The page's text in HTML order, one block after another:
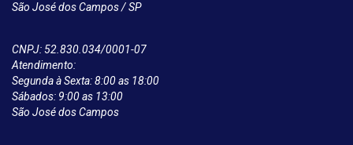
São José dos Campos / SP
CNPJ: 52.830.034/0001-07
Atendimento:
Segunda à Sexta: 8:00 as 18:00
Sábados: 9:00 as 13:00
São José dos Campos